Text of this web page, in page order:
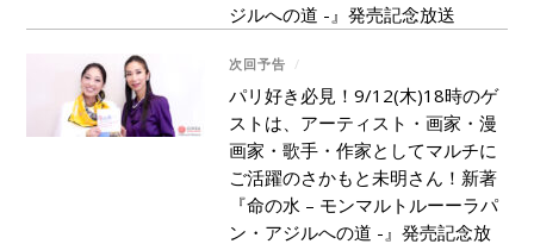
ジルへの道 -』発売記念放送
次回予告 /
パリ好き必見！9/12(木)18時のゲ
ストは、アーティスト・画家・漫
画家・歌手・作家としてマルチに
ご活躍のさかもと未明さん！新著
『命の水 – モンマルトルーーラパ
ン・アジルへの道 -』発売記念放